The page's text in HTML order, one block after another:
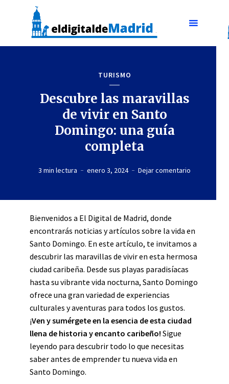
TURISMO
Descubre las maravillas
de vivir en Santo
Domingo: una guía
completa
3 min lectura enero 3, 2024 Dejar comentario
Bienvenidos a El Digital de Madrid, donde
encontrarás noticias y artículos sobre la vida en
Santo Domingo. En este artículo, te invitamos a
descubrir las maravillas de vivir en esta hermosa
ciudad caribeña. Desde sus playas paradisíacas
hasta su vibrante vida nocturna, Santo Domingo
ofrece una gran variedad de experiencias
culturales y aventuras para todos los gustos.
¡Ven y sumérgete en la esencia de esta ciudad
llena de historia y encanto caribeño! Sigue
leyendo para descubrir todo lo que necesitas
saber antes de emprender tu nueva vida en
Santo Domingo.